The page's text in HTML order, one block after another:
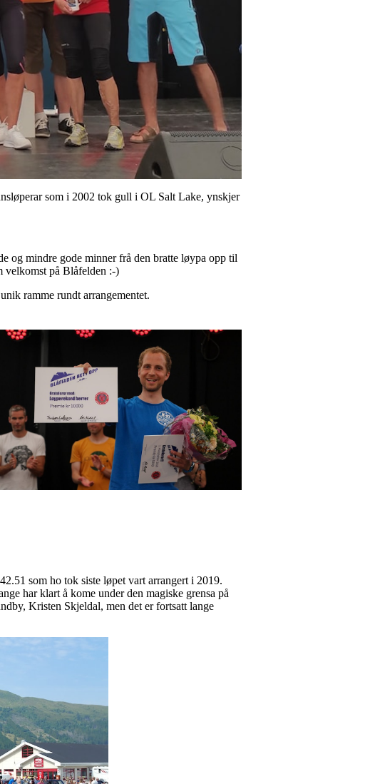
som i 2002 tok gull i OL Salt Lake, ynskjer
og mindre gode minner frå den bratte løypa opp til
velkomst på Blåfelden :-)
ramme rundt arrangementet.
som ho tok siste løpet vart arrangert i 2019.
har klart å kome under den magiske grensa på
Kristen Skjeldal, men det er fortsatt lange